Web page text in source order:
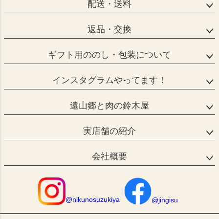
配送・送料
返品・交換
ギフト用ののし・包装について
インスタグラムやってます！
遠山郷と肉の鈴木屋
実店舗の紹介
会社概要
@nikunosuzukiya @jingisu